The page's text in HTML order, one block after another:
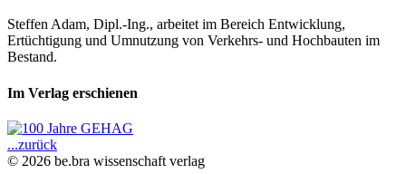
Steffen Adam, Dipl.-Ing., arbeitet im Bereich Entwicklung,
Ertüchtigung und Umnutzung von Verkehrs- und Hochbauten im
Bestand.
Im Verlag erschienen
...zurück
© 2026 be.bra wissenschaft verlag